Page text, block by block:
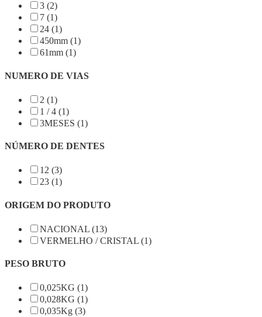
3 (2)
7 (1)
24 (1)
450mm (1)
61mm (1)
NUMERO DE VIAS
2 (1)
1 / 4 (1)
3MESES (1)
NÚMERO DE DENTES
12 (3)
23 (1)
ORIGEM DO PRODUTO
NACIONAL (13)
VERMELHO / CRISTAL (1)
PESO BRUTO
0,025KG (1)
0,028KG (1)
0,035Kg (3)